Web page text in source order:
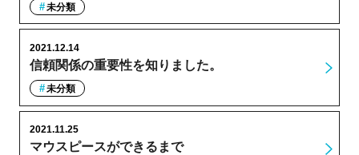
未分類
信頼関係の重要性を知りました。
2021.12.14
未分類
マウスピースができるまで
2021.11.25